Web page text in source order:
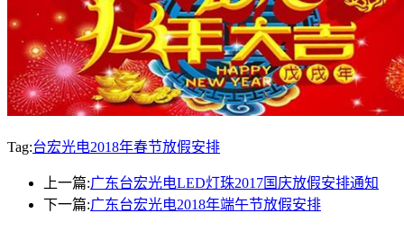
Tag:台宏光电2018年春节放假安排
上一篇:广东台宏光电LED灯珠2017国庆放假安排通知
下一篇:广东台宏光电2018年端午节放假安排